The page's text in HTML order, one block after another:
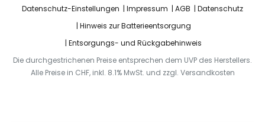
Datenschutz-Einstellungen Impressum AGB
Datenschutz
Hinweis zur Batterieentsorgung
Entsorgungs- und Rückgabehinweis
Die durchgestrichenen Preise entsprechen dem UVP des Herstellers.
Alle Preise in CHF, inkl. 8.1% MwSt. und zzgl. Versandkosten